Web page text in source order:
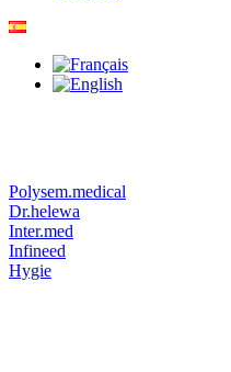
Polysem.medical
Dr.helewa
Inter.med
Infineed
Hygie